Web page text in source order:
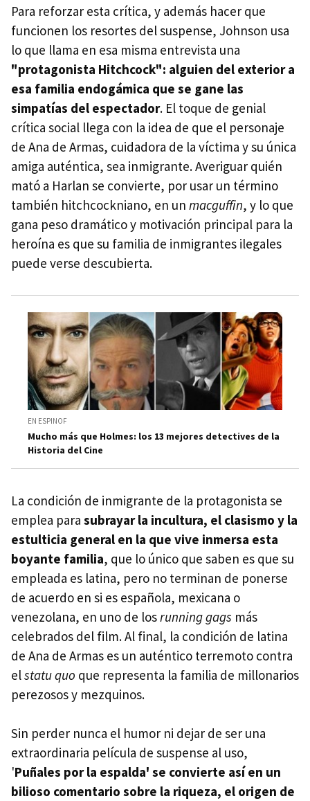
Para reforzar esta crítica, y además hacer que
funcionen los resortes del suspense, Johnson usa
lo que llama en esa misma entrevista una
"protagonista Hitchcock": alguien del exterior a
esa familia endogámica que se gane las
simpatías del espectador. El toque de genial
crítica social llega con la idea de que el personaje
de Ana de Armas, cuidadora de la víctima y su única
amiga auténtica, sea inmigrante. Averiguar quién
mató a Harlan se convierte, por usar un término
también hitchcockniano, en un macguffin, y lo que
gana peso dramático y motivación principal para la
heroína es que su familia de inmigrantes ilegales
puede verse descubierta.
EN ESPINOF
Mucho más que Holmes: los 13 mejores detectives de la
Historia del Cine
La condición de inmigrante de la protagonista se
emplea para subrayar la incultura, el clasismo y la
estulticia general en la que vive inmersa esta
boyante familia, que lo único que saben es que su
empleada es latina, pero no terminan de ponerse
de acuerdo en si es española, mexicana o
venezolana, en uno de losrunning gags más
celebrados del film. Al final, la condición de latina
de Ana de Armas es un auténtico terremoto contra
elstatu quo que representa la familia de millonarios
perezosos y mezquinos.
Sin perder nunca el humor ni dejar de ser una
extraordinaria película de suspense al uso,
'Puñales por la espalda' se convierte así en un
bilioso comentario sobre la riqueza, el origen de